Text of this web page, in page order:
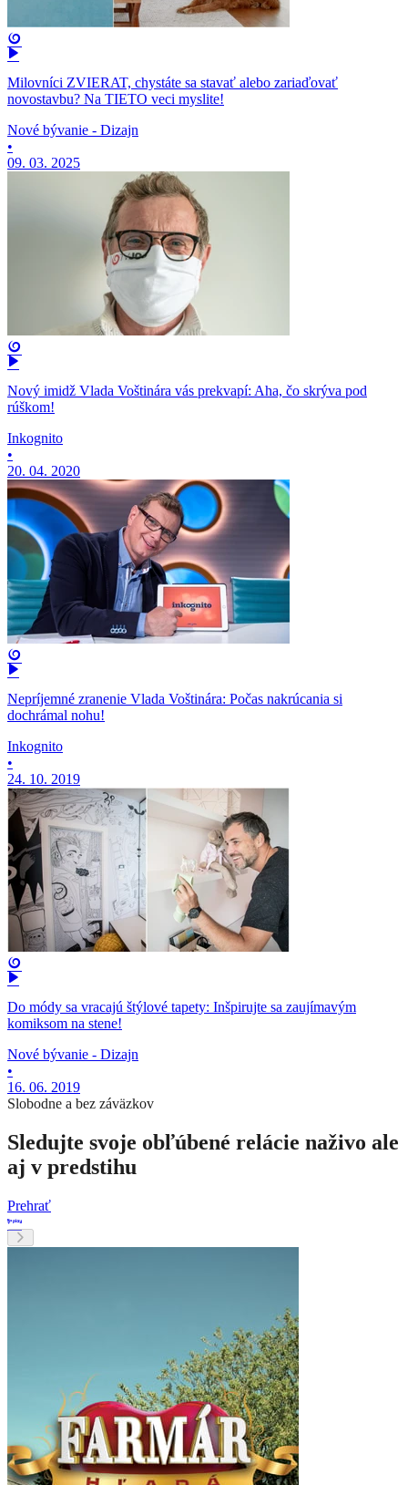
Milovníci ZVIERAT, chystáte sa stavať alebo zariaďovať
novostavbu? Na TIETO veci myslite!
Nové bývanie - Dizajn
•
09. 03. 2025
Nový imidž Vlada Voštinára vás prekvapí: Aha, čo skrýva pod
rúškom!
Inkognito
•
20. 04. 2020
Nepríjemné zranenie Vlada Voštinára: Počas nakrúcania si
dochrámal nohu!
Inkognito
•
24. 10. 2019
Do módy sa vracajú štýlové tapety: Inšpirujte sa zaujímavým
komiksom na stene!
Nové bývanie - Dizajn
•
16. 06. 2019
Slobodne a bez záväzkov
Sledujte svoje obľúbené relácie naživo ale
aj v predstihu
Prehrať